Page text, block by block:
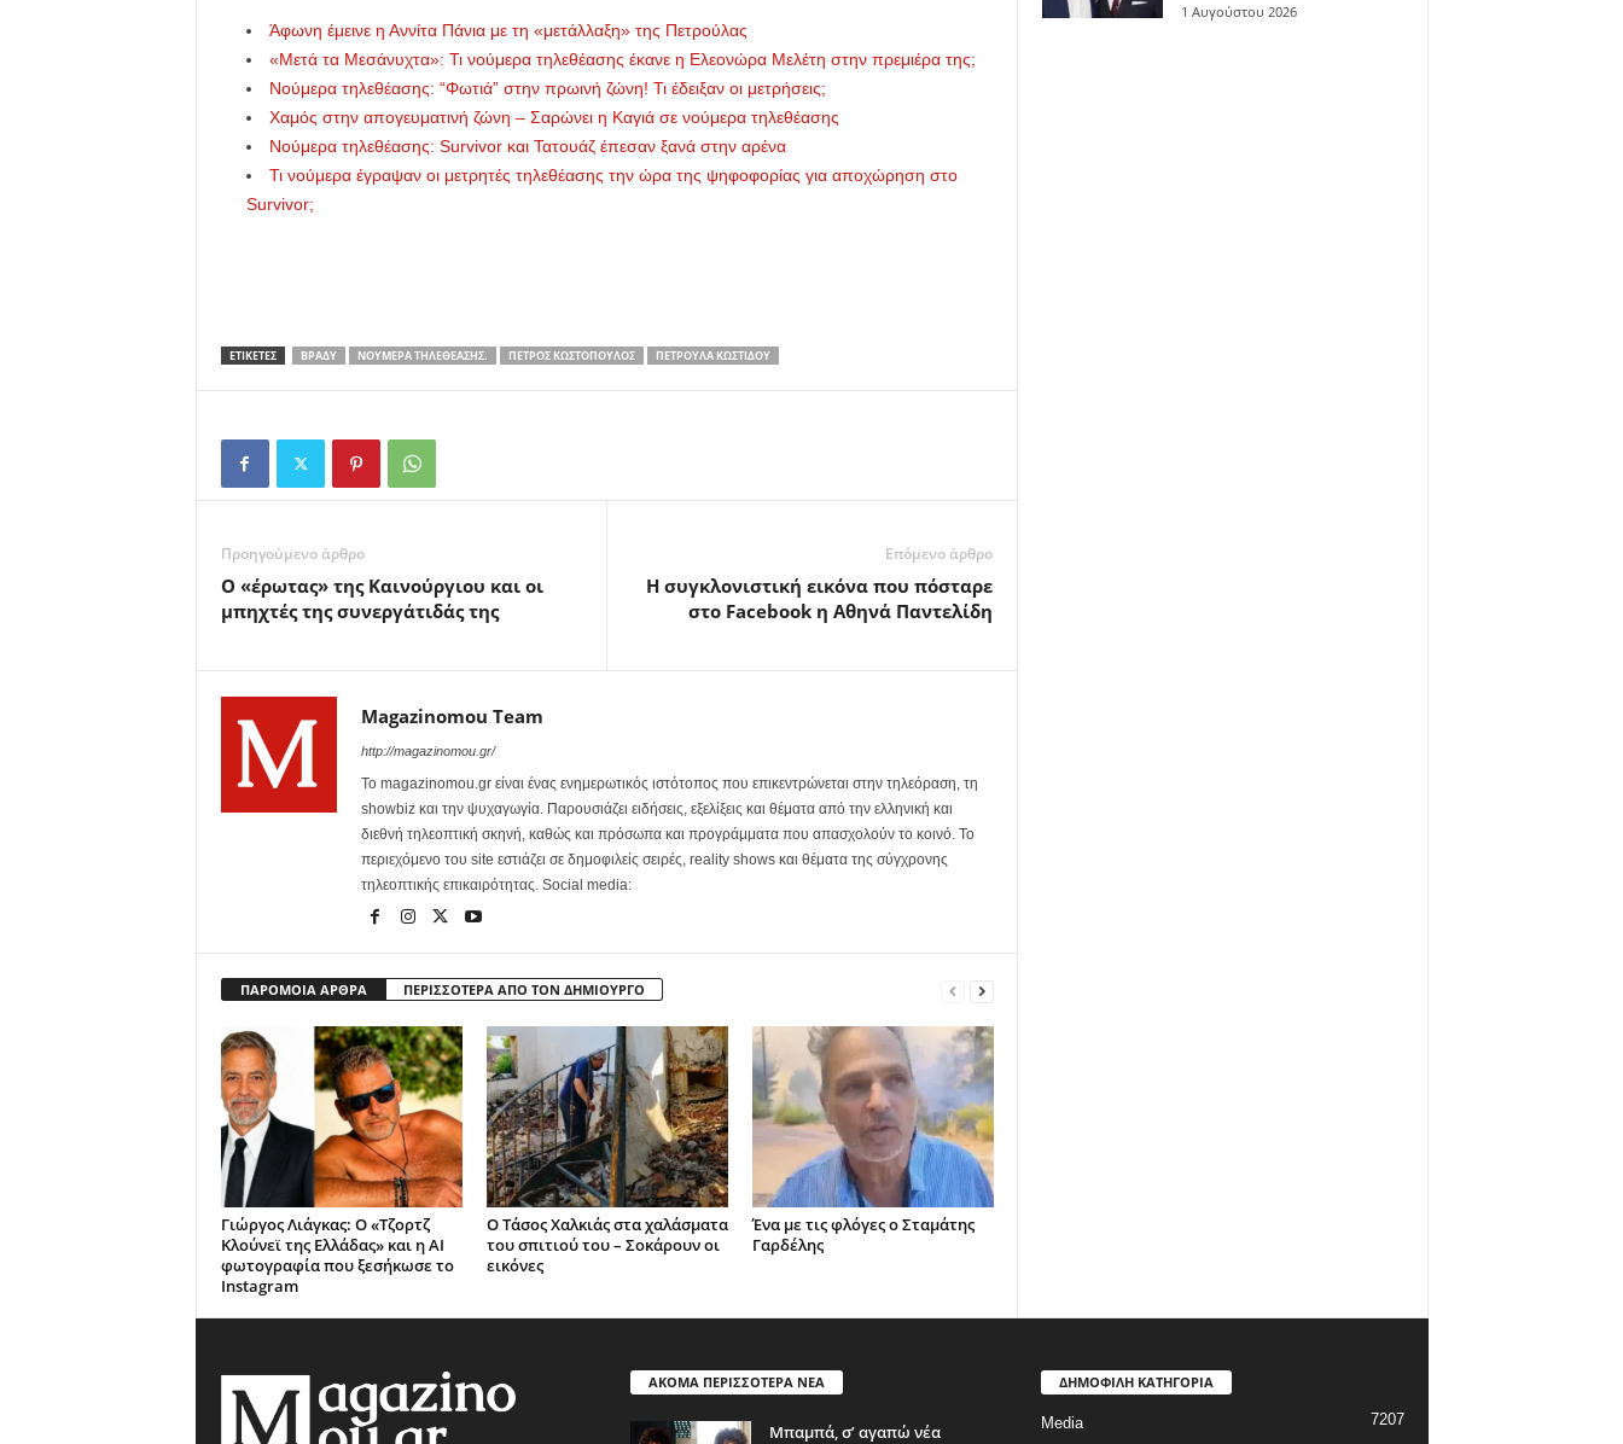
Άφωνη έμεινε η Αννίτα Πάνια με τη «μετάλλαξη» της Πετρούλας
«Μετά τα Μεσάνυχτα»: Τι νούμερα τηλεθέασης έκανε η Ελεονώρα Μελέτη στην πρεμιέρα της;
Νούμερα τηλεθέασης: “Φωτιά” στην πρωινή ζώνη! Τι έδειξαν οι μετρήσεις;
Χαμός στην απογευματινή ζώνη – Σαρώνει η Καγιά σε νούμερα τηλεθέασης
Νούμερα τηλεθέασης: Survivor και Τατουάζ έπεσαν ξανά στην αρένα
Τι νούμερα έγραψαν οι μετρητές τηλεθέασης την ώρα της ψηφοφορίας για αποχώρηση στο
Survivor;
ΕΤΙΚΕΤΕΣ ΒΡΆΔΥ ΝΟΎΜΕΡΑ ΤΗΛΕΘΈΑΣΗΣ. ΠΈΤΡΟΣ ΚΩΣΤΌΠΟΥΛΟΣ ΠΕΤΡΟΎΛΑ ΚΩΣΤΊΔΟΥ
Προηγούμενο άρθρο
Ο «έρωτας» της Καινούργιου και οι
μπηχτές της συνεργάτιδάς της
Επόμενο άρθρο
Η συγκλονιστική εικόνα που πόσταρε
στο Facebook η Αθηνά Παντελίδη
Magazinomou Team
http://magazinomou.gr/
Το magazinomou.gr είναι ένας ενημερωτικός ιστότοπος που επικεντρώνεται στην τηλεόραση, τη
showbiz και την ψυχαγωγία. Παρουσιάζει ειδήσεις, εξελίξεις και θέματα από την ελληνική και
διεθνή τηλεοπτική σκηνή, καθώς και πρόσωπα και προγράμματα που απασχολούν το κοινό. Το
περιεχόμενο του site εστιάζει σε δημοφιλείς σειρές, reality shows και θέματα της σύγχρονης
τηλεοπτικής επικαιρότητας. Social media:
ΠΑΡΟΜΟΙΑ ΑΡΘΡΑ ΠΕΡΙΣΣΟΤΕΡΑ ΑΠΟ ΤΟΝ ΔΗΜΙΟΥΡΓΟ
Γιώργος Λιάγκας: Ο «Τζορτζ
Κλούνεϊ της Ελλάδας» και η AI
φωτογραφία που ξεσήκωσε το
Instagram
Ο Τάσος Χαλκιάς στα χαλάσματα
του σπιτιού του – Σοκάρουν οι
εικόνες
Ένα με τις φλόγες ο Σταμάτης
Γαρδέλης
1 Αυγούστου 2026
ΑΚΟΜΑ ΠΕΡΙΣΣΟΤΕΡΑ ΝΕΑ
Μπαμπά, σ’ αγαπώ νέα
ΔΗΜΟΦΙΛΗ ΚΑΤΗΓΟΡΙΑ
Media 7207